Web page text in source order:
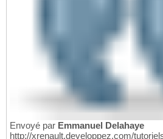
Envoyé par Emmanuel Delahaye
http://xrenault.developpez.com/